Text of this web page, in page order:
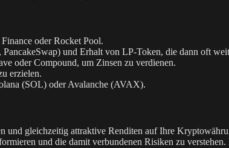
oder Rocket Pool.
und Erhalt von LP-Token, die dann oft
oder Compound, um Zinsen zu verdienen.
erzielen.
(SOL) oder Avalanche (AVAX).
gleichzeitig attraktive Renditen auf Ihre
und die damit verbundenen Risiken zu